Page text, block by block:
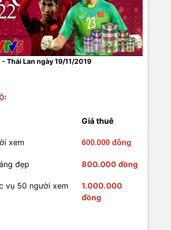
Thái Lan ngày 19/11/2019
:
Giá thuê
xem 600.000 đồng
đẹp 800.000 đồng
vụ 50 người xem
1.000.000
đồng